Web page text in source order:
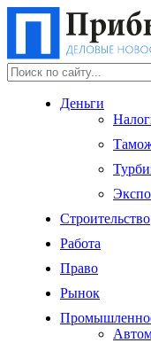
Деньги
Строительство
Работа
Право
Рынок